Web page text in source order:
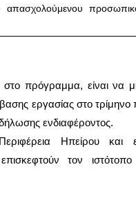
απασχολούμενου
πρόγραμμα, είναι να
εργασίας στο τρίμηνο
ενδιαφέροντος.
Ηπείρου και
τον